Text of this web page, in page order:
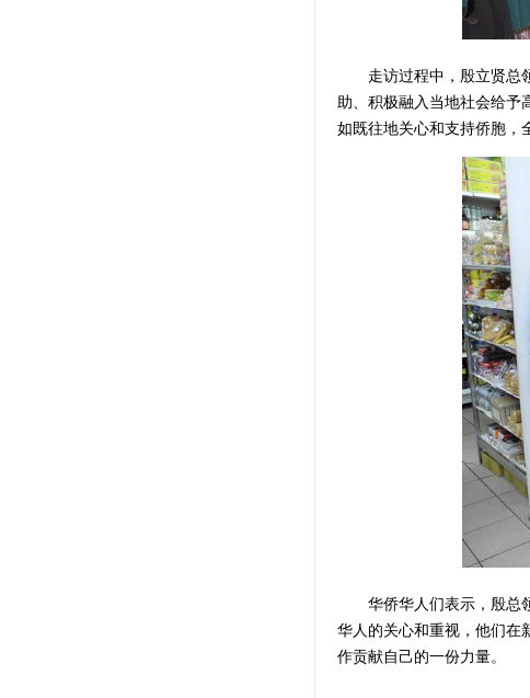
走访过程中，殷立贤总领
助、积极融入当地社会给予
如既往地关心和支持侨胞，
华侨华人们表示，殷总领
华人的关心和重视，他们在
作贡献自己的一份力量。